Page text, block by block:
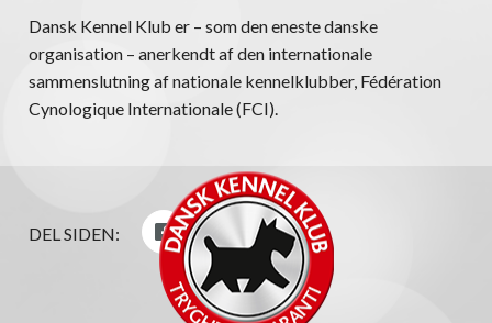
Dansk Kennel Klub er – som den eneste danske
organisation – anerkendt af den internationale
sammenslutning af nationale kennelklubber, Fédération
Cynologique Internationale (FCI).
DEL SIDEN: